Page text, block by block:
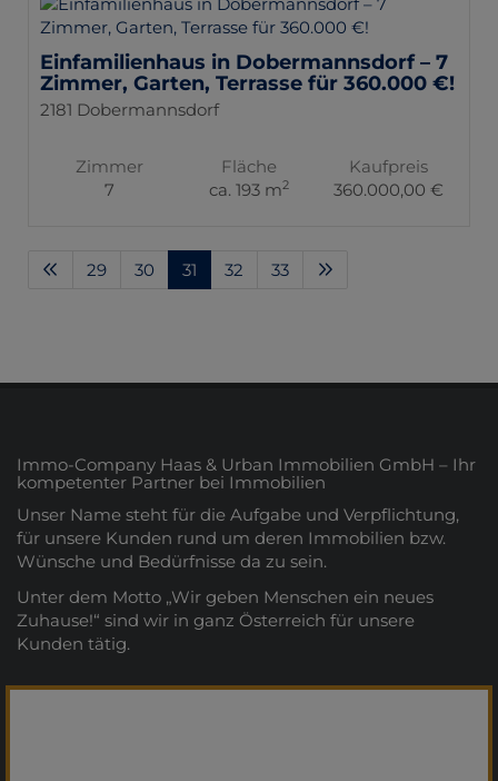
Einfamilienhaus in Dobermannsdorf – 7
Zimmer, Garten, Terrasse für 360.000 €!
2181 Dobermannsdorf
Zimmer
7
Fläche
ca. 193 m2
Kaufpreis
360.000,00 €
29 30 31 32 33
Immo-Company Haas & Urban Immobilien GmbH – Ihr
kompetenter Partner bei Immobilien
Unser Name steht für die Aufgabe und Verpflichtung,
für unsere Kunden rund um deren Immobilien bzw.
Wünsche und Bedürfnisse da zu sein.
Unter dem Motto „Wir geben Menschen ein neues
Zuhause!“ sind wir in ganz Österreich für unsere
Kunden tätig.